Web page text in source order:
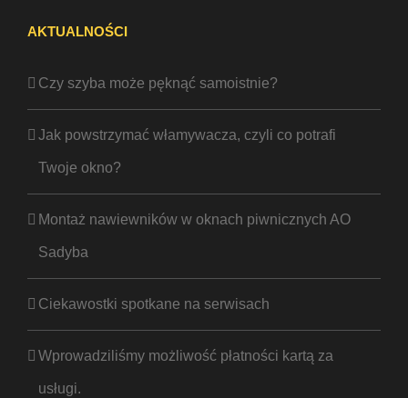
AKTUALNOŚCI
Czy szyba może pęknąć samoistnie?
Jak powstrzymać włamywacza, czyli co potrafi
Twoje okno?
Montaż nawiewników w oknach piwnicznych AO
Sadyba
Ciekawostki spotkane na serwisach
Wprowadziliśmy możliwość płatności kartą za
usługi.